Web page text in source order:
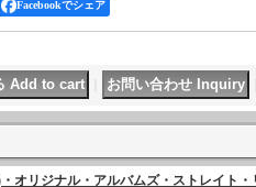
Facebookでシェア
オリジナル・アルバムズ・ストレイト・